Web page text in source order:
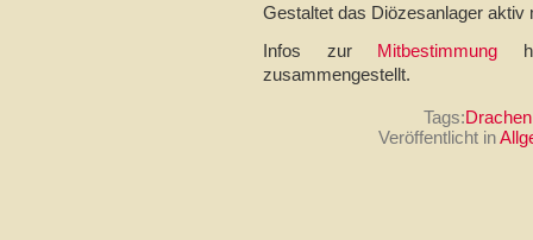
Gestaltet das Diözesanlager aktiv
Infos zur Mitbestimmung
zusammengestellt.
Tags:
Veröffentlicht in